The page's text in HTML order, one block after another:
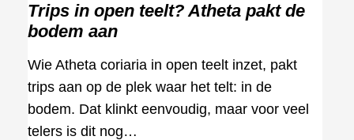
Trips in open teelt? Atheta pakt de
bodem aan
Wie Atheta coriaria in open teelt inzet, pakt
trips aan op de plek waar het telt: in de
bodem. Dat klinkt eenvoudig, maar voor veel
telers is dit nog…